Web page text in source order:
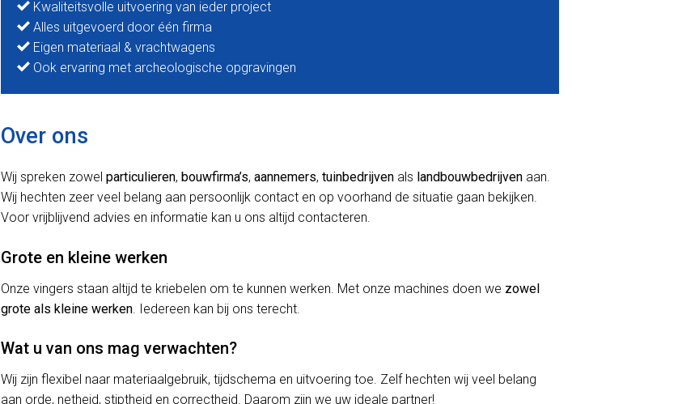
Kwaliteitsvolle uitvoering van ieder project
Alles uitgevoerd door één firma
Eigen materiaal & vrachtwagens
Ook ervaring met archeologische opgravingen
Over ons
Wij spreken zowel particulieren, bouwfirma’s, aannemers, tuinbedrijven als landbouwbedrijven aan.
Wij hechten zeer veel belang aan persoonlijk contact en op voorhand de situatie gaan bekijken.
Voor vrijblijvend advies en informatie kan u ons altijd contacteren.
Grote en kleine werken
Onze vingers staan altijd te kriebelen om te kunnen werken. Met onze machines doen we zowel
grote als kleine werken . Iedereen kan bij ons terecht.
Wat u van ons mag verwachten?
Wij zijn flexibel naar materiaalgebruik, tijdschema en uitvoering toe. Zelf hechten wij veel belang
aan orde, netheid, stiptheid en correctheid. Daarom zijn we uw ideale partner!